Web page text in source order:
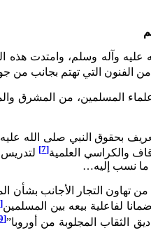
وآله وسلم، وامتدت هذه
الفنون التي تهتم بجانب من
المسلمين، من المشرق
النبي صلى الله عليه
والكراسي العلمية[7]
لتدريس
ما نسب إليه…
تهاون التجار الأجانب بشأن
لفاعلية بيعه بين المسلمين[8]
الثقاب المجلوبة من أوروبا”[9]